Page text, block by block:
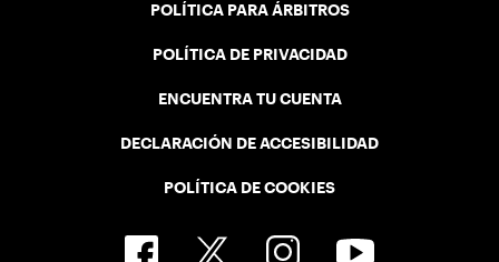
POLÍTICA PARA ÁRBITROS
POLÍTICA DE PRIVACIDAD
ENCUENTRA TU CUENTA
DECLARACIÓN DE ACCESIBILIDAD
POLÍTICA DE COOKIES